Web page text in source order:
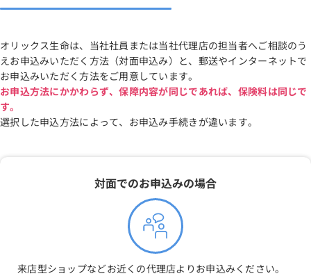
オリックス生命は、当社社員または当社代理店の担当者へご相談のう
えお申込みいただく方法（対面申込み）と、郵送やインターネットで
お申込みいただく方法をご用意しています。
お申込方法にかかわらず、保障内容が同じであれば、保険料は同じで
す。
選択した申込方法によって、お申込み手続きが違います。
対面でのお申込みの場合
来店型ショップなどお近くの代理店よりお申込みください。